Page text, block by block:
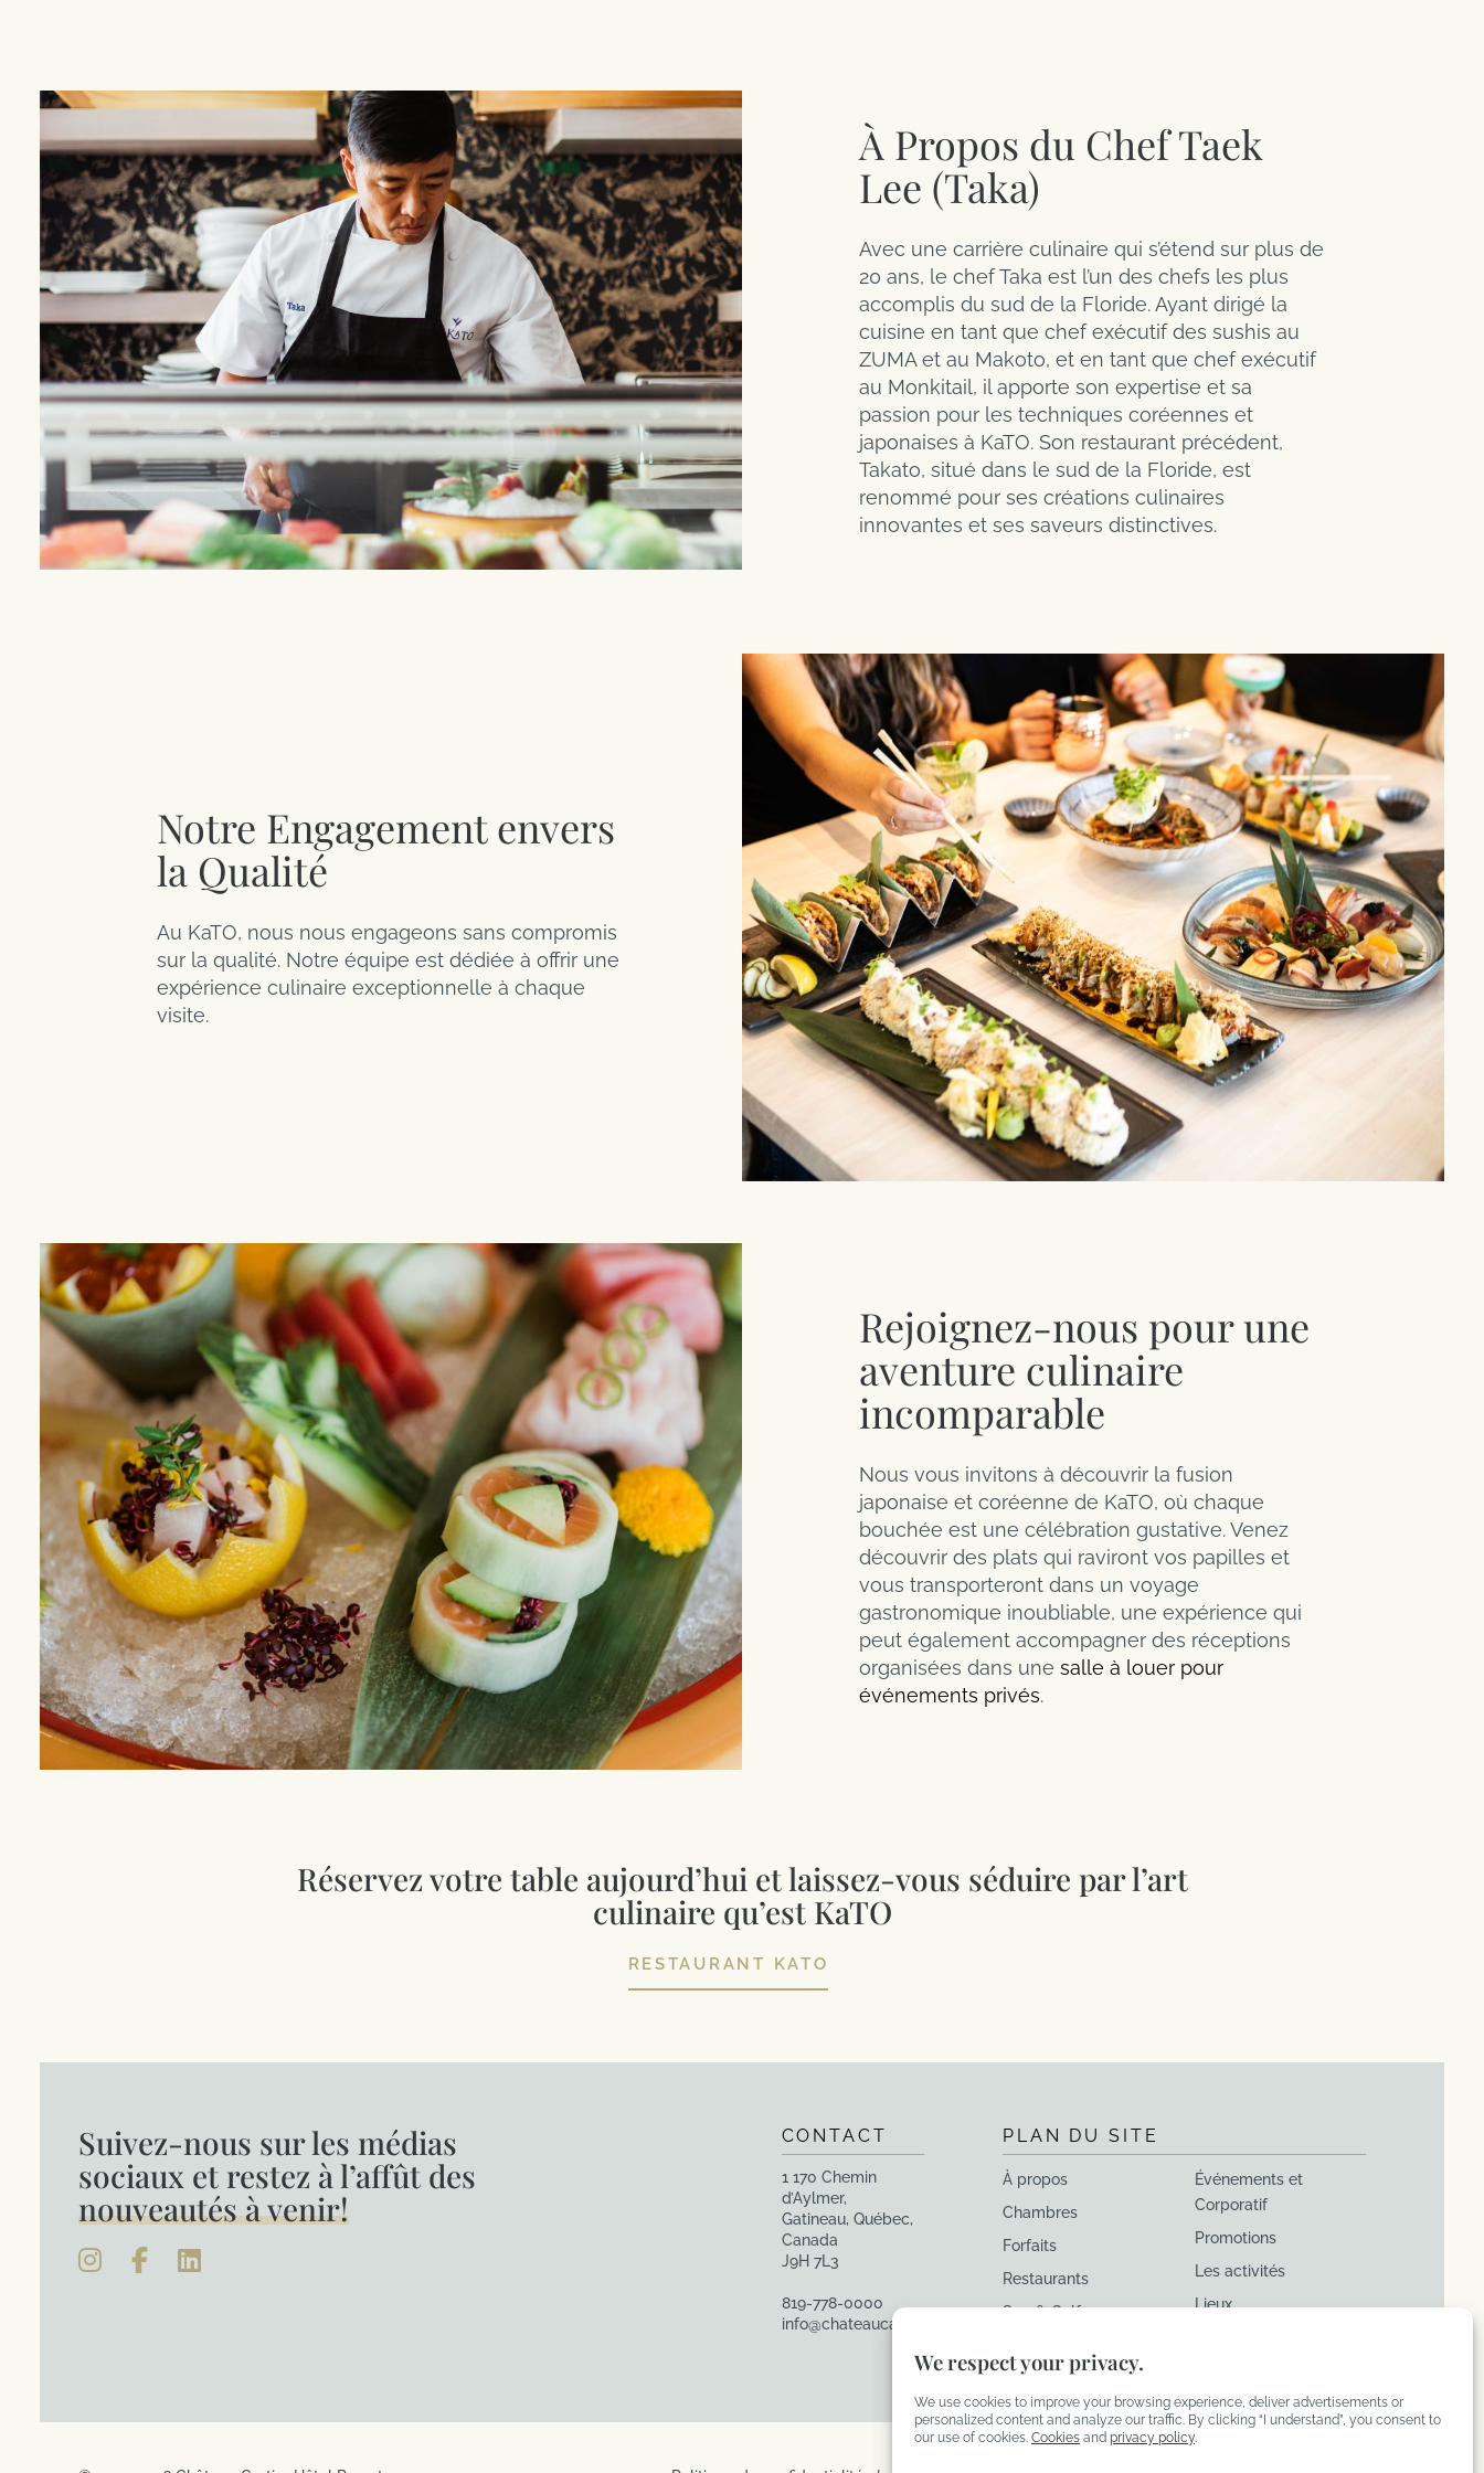
We respect your privacy.
We use cookies to improve your browsing experience, deliver advertisements or
personalized content and analyze our traffic. By clicking “I understand”, you consent to
our use of cookies. Cookies and privacy policy
À Propos du Chef Taek
Lee (Taka)
Avec une carrière culinaire qui s’étend sur plus de
20 ans, le chef Taka est l’un des chefs les plus
accomplis du sud de la Floride. Ayant dirigé la
cuisine en tant que chef exécutif des sushis au
ZUMA et au Makoto, et en tant que chef exécutif
au Monkitail, il apporte son expertise et sa
passion pour les techniques coréennes et
japonaises à KaTO. Son restaurant précédent,
Takato, situé dans le sud de la Floride, est
renommé pour ses créations culinaires
innovantes et ses saveurs distinctives.
Notre Engagement envers
la Qualité
Au KaTO, nous nous engageons sans compromis
sur la qualité. Notre équipe est dédiée à offrir une
expérience culinaire exceptionnelle à chaque
visite.
Rejoignez-nous pour une
aventure culinaire
incomparable
Nous vous invitons à découvrir la fusion
japonaise et coréenne de KaTO, où chaque
bouchée est une célébration gustative. Venez
découvrir des plats qui raviront vos papilles et
vous transporteront dans un voyage
gastronomique inoubliable, une expérience qui
peut également accompagner des réceptions
organisées dans unesalle à louer pour
événements privés.
Réservez votre table aujourd’hui et laissez-vous séduire par l’art
culinaire qu’est KaTO
RESTAURANT KATO
Suivez-nous sur les médias
sociaux et restez à l’affût des
nouveautés à venir!
CONTACT
1 170 Chemin
d’Aylmer,
Gatineau, Québec,
Canada
J9H 7L3
819-778-0000
info@chateaucartier.com
PLAN DU SITE
À propos
Chambres
Forfaits
Restaurants
Spa & Golf
Événements et
Corporatif
Promotions
Les activités
Lieux